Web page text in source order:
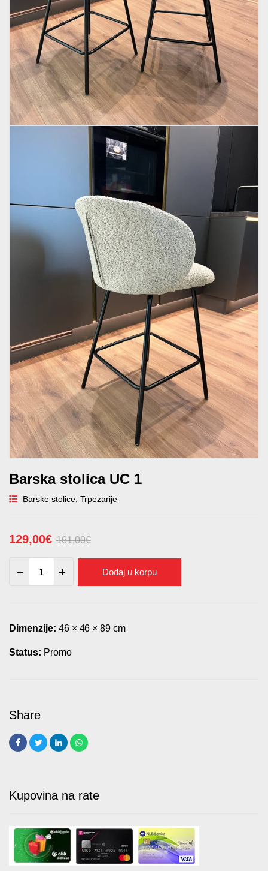
Barska stolica UC 1
Barske stolice, Trpezarije
161,00€
Originalna
cena
161,00€.
129,00€
Trenutna
cena stolica
UC
Dodaj u korpu
Dimenzije: 46 × 46 × 89 cm
Status: Promo
Kupovina na rate